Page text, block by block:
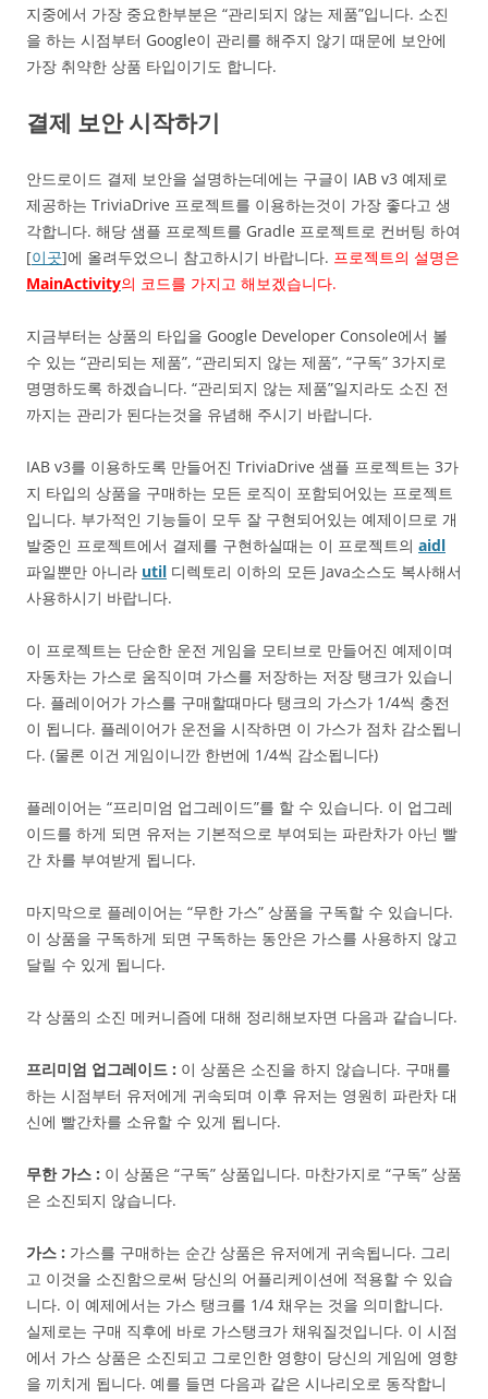
지중에서 가장 중요한부분은 “관리되지 않는 제품”입니다. 소진
을 하는 시점부터 Google이 관리를 해주지 않기 때문에 보안에
가장 취약한 상품 타입이기도 합니다.
결제 보안 시작하기
안드로이드 결제 보안을 설명하는데에는 구글이 IAB v3 예제로
제공하는 TriviaDrive 프로젝트를 이용하는것이 가장 좋다고 생
각합니다. 해당 샘플 프로젝트를 Gradle 프로젝트로 컨버팅 하여
[이곳]에 올려두었으니 참고하시기 바랍니다. 프로젝트의 설명은
MainActivity의 코드를 가지고 해보겠습니다.
지금부터는 상품의 타입을 Google Developer Console에서 볼
수 있는 “관리되는 제품”, “관리되지 않는 제품”, “구독” 3가지로
명명하도록 하겠습니다. “관리되지 않는 제품”일지라도 소진 전
까지는 관리가 된다는것을 유념해 주시기 바랍니다.
IAB v3를 이용하도록 만들어진 TriviaDrive 샘플 프로젝트는 3가
지 타입의 상품을 구매하는 모든 로직이 포함되어있는 프로젝트
입니다. 부가적인 기능들이 모두 잘 구현되어있는 예제이므로 개
발중인 프로젝트에서 결제를 구현하실때는 이 프로젝트의 aidl
파일뿐만 아니라 util 디렉토리 이하의 모든 Java소스도 복사해서
사용하시기 바랍니다.
이 프로젝트는 단순한 운전 게임을 모티브로 만들어진 예제이며
자동차는 가스로 움직이며 가스를 저장하는 저장 탱크가 있습니
다. 플레이어가 가스를 구매할때마다 탱크의 가스가 1/4씩 충전
이 됩니다. 플레이어가 운전을 시작하면 이 가스가 점차 감소됩니
다. (물론 이건 게임이니깐 한번에 1/4씩 감소됩니다)
플레이어는 “프리미엄 업그레이드”를 할 수 있습니다. 이 업그레
이드를 하게 되면 유저는 기본적으로 부여되는 파란차가 아닌 빨
간 차를 부여받게 됩니다.
마지막으로 플레이어는 “무한 가스” 상품을 구독할 수 있습니다.
이 상품을 구독하게 되면 구독하는 동안은 가스를 사용하지 않고
달릴 수 있게 됩니다.
각 상품의 소진 메커니즘에 대해 정리해보자면 다음과 같습니다.
프리미엄 업그레이드 : 이 상품은 소진을 하지 않습니다. 구매를
하는 시점부터 유저에게 귀속되며 이후 유저는 영원히 파란차 대
신에 빨간차를 소유할 수 있게 됩니다.
무한 가스 : 이 상품은 “구독” 상품입니다. 마찬가지로 “구독” 상품
은 소진되지 않습니다.
가스 : 가스를 구매하는 순간 상품은 유저에게 귀속됩니다. 그리
고 이것을 소진함으로써 당신의 어플리케이션에 적용할 수 있습
니다. 이 예제에서는 가스 탱크를 1/4 채우는 것을 의미합니다.
실제로는 구매 직후에 바로 가스탱크가 채워질것입니다. 이 시점
에서 가스 상품은 소진되고 그로인한 영향이 당신의 게임에 영향
을 끼치게 됩니다. 예를 들면 다음과 같은 시나리오로 동작합니